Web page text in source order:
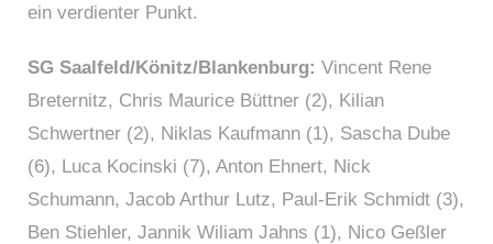
ein verdienter Punkt.
SG Saalfeld/Könitz/Blankenburg: Vincent Rene
Breternitz, Chris Maurice Büttner (2), Kilian
Schwertner (2), Niklas Kaufmann (1), Sascha Dube
(6), Luca Kocinski (7), Anton Ehnert, Nick
Schumann, Jacob Arthur Lutz, Paul-Erik Schmidt (3),
Ben Stiehler, Jannik Wiliam Jahns (1), Nico Geßler